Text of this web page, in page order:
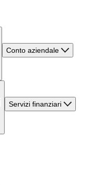
Conto aziendale
Servizi finanziari